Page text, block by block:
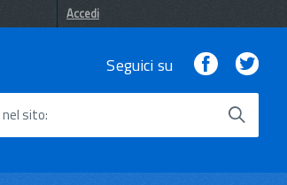
Accedi
Seguici su Facebook
nel sito